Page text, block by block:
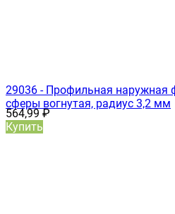
29036 - Профильная наружная
сферы вогнутая, радиус 3,2 мм
564,99₽
Купить